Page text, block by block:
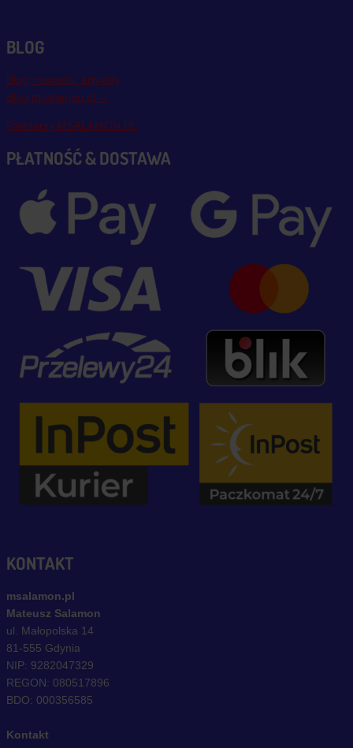
BLOG
Blog, nowości, artykuły
Blog msalamon.pl →
Partnerzy MSALAMON.PL
PŁATNOŚĆ & DOSTAWA
KONTAKT
msalamon.pl
Mateusz Salamon
ul. Małopolska 14
81-555 Gdynia
NIP: 9282047329
REGON: 080517896
BDO: 000356585
Kontakt